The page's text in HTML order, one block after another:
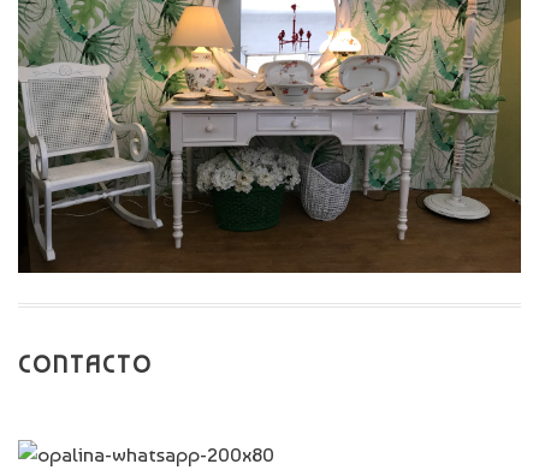
CONTACTO